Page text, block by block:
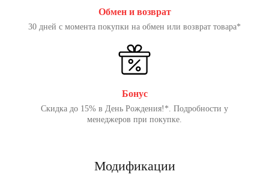
Обмен и возврат
30 дней с момента покупки на обмен или возврат товара*
Бонус
Скидка до 15% в День Рождения!*. Подробности у
менеджеров при покупке.
Модификации